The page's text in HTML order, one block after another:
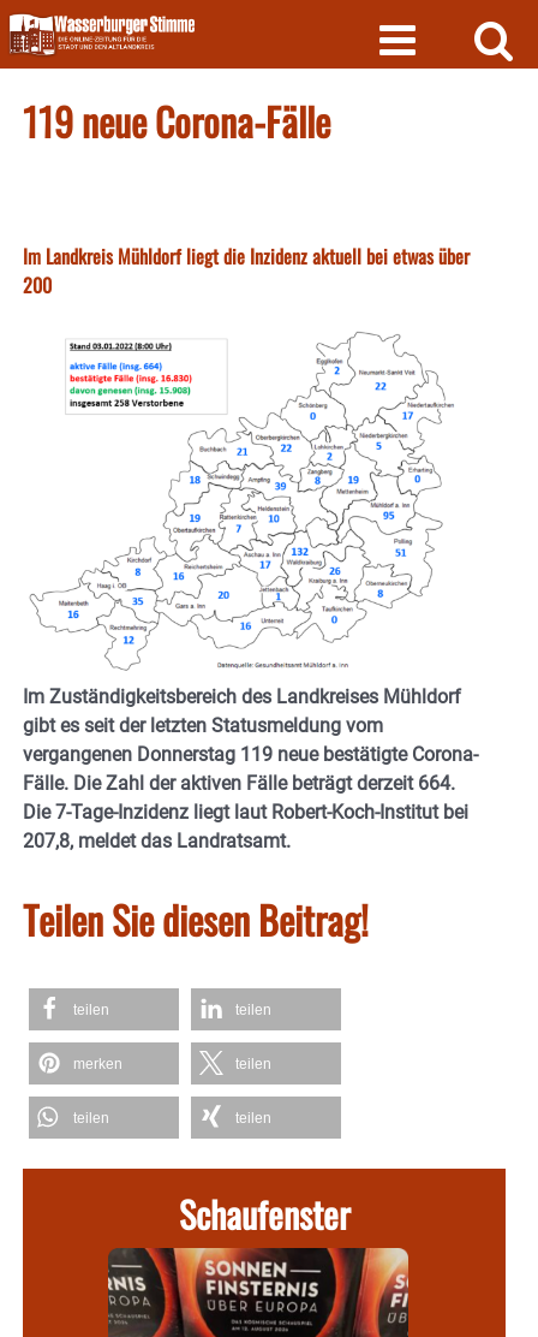
Skip
to
content
119 neue Corona-Fälle
Im Landkreis Mühldorf liegt die Inzidenz aktuell bei etwas über
200
Im Zuständigkeitsbereich des Landkreises Mühldorf
gibt es seit der letzten Statusmeldung vom
vergangenen Donnerstag 119 neue bestätigte Corona-
Fälle. Die Zahl der aktiven Fälle beträgt derzeit 664.
Die 7-Tage-Inzidenz liegt laut Robert-Koch-Institut bei
207,8, meldet das Landratsamt.
Teilen Sie diesen Beitrag!
teilen teilen
merken teilen
teilen teilen
Schaufenster